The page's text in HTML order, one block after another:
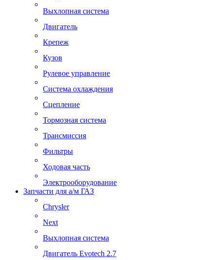
Выхлопная система
Двигатель
Крепеж
Кузов
Рулевое управление
Система охлаждения
Сцепление
Тормозная система
Трансмиссия
Фильтры
Ходовая часть
Электрооборудование
Запчасти для а/м ГАЗ
Chrysler
Next
Выхлопная система
Двигатель Evotech 2.7